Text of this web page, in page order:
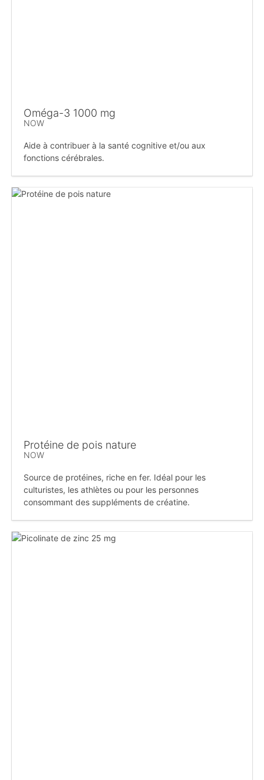
Oméga-3 1000 mg
NOW
Aide à contribuer à la santé cognitive et/ou aux
fonctions cérébrales.
Protéine de pois nature
NOW
Source de protéines, riche en fer. Idéal pour les
culturistes, les athlètes ou pour les personnes
consommant des suppléments de créatine.